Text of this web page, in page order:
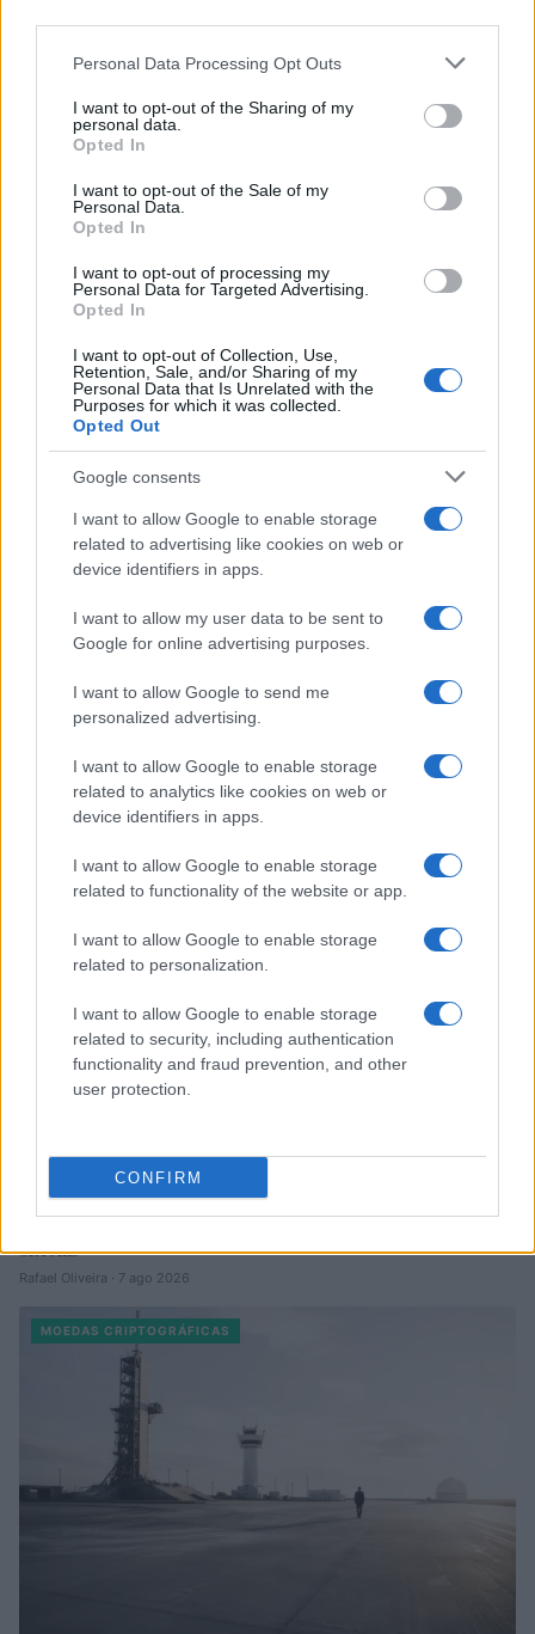
Please note that this website/app uses one or more Google
not limited to your visit or usage behaviour. You may click to
grant or deny consent to Google and its third-party tags to
use your data for below specified purposes in below Google
consent section.
Personal Data Processing Opt Outs
I want to opt-out of the Sharing of my
personal data.
Opted In
I want to opt-out of the Sale of my
Personal Data.
Opted In
I want to opt-out of processing my
Personal Data for Targeted Advertising.
Opted In
I want to opt-out of Collection, Use,
Retention, Sale, and/or Sharing of my
Personal Data that Is Unrelated with the
Purposes for which it was collected.
Opted Out
Google consents
I want to allow Google to enable storage
related to advertising like cookies on web or
device identifiers in apps.
I want to allow my user data to be sent to
Google for online advertising purposes.
I want to allow Google to send me
personalized advertising.
I want to allow Google to enable storage
related to analytics like cookies on web or
device identifiers in apps.
I want to allow Google to enable storage
related to functionality of the website or app.
I want to allow Google to enable storage
related to personalization.
I want to allow Google to enable storage
related to security, including authentication
functionality and fraud prevention, and other
user protection.
CONFIRM
Continue lendo
MOEDAS CRIPTOGRÁFICAS
Fundador de plataforma de criptomoedas acusado de desviar
US$ 10 milhões
MOEDAS CRIPTOGRÁFICAS
Vulnerabilidade crítica no BTCPay Server: como proteger seus
bitcoins
Rafael Oliveira · 7 ago 2026
MOEDAS CRIPTOGRÁFICAS